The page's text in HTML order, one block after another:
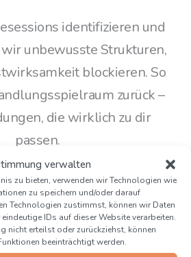
verwalten
zu bieten, verwenden wir Technologien wie
zu speichern und/oder darauf
Technologien zustimmst, können wir Daten
IDs auf dieser Website verarbeiten.
nicht erteilst oder zurückziehst, können
beeinträchtigt werden.
identifizieren und
unbewusste Strukturen,
blockieren. So
zurück –
die wirklich zu dir
passen.
Module stehen
Auswahl: